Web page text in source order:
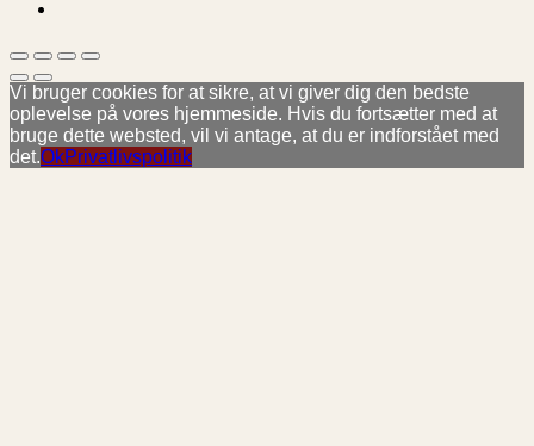
Vi bruger cookies for at sikre, at vi giver dig den bedste
oplevelse på vores hjemmeside. Hvis du fortsætter med at
bruge dette websted, vil vi antage, at du er indforstået med
det.OkPrivatlivspolitik